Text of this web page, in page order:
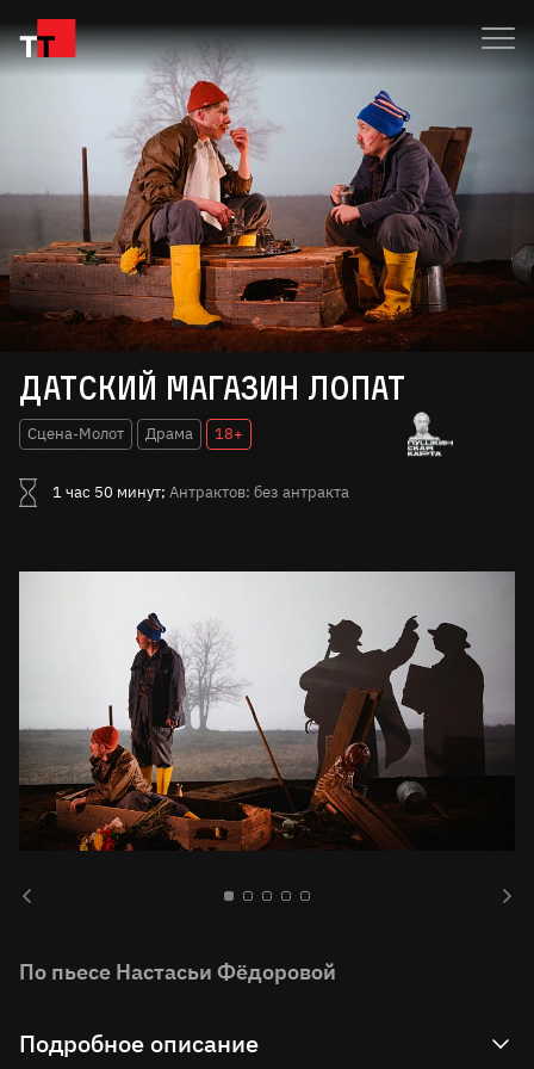
Датский магазин лопат
Сцена-Молот Драма 18+
1 час 50 минут; Антрактов: без антракта
По пьесе Настасьи Фёдоровой
Подробное описание